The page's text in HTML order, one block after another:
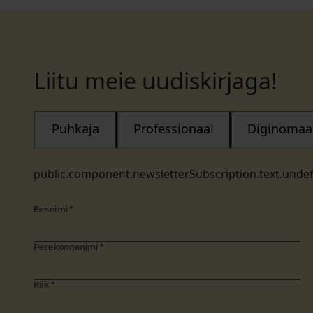
Liitu meie uudiskirjaga!
Puhkaja Professionaal
Eesnimi *
Perekonnanimi *
Riik *